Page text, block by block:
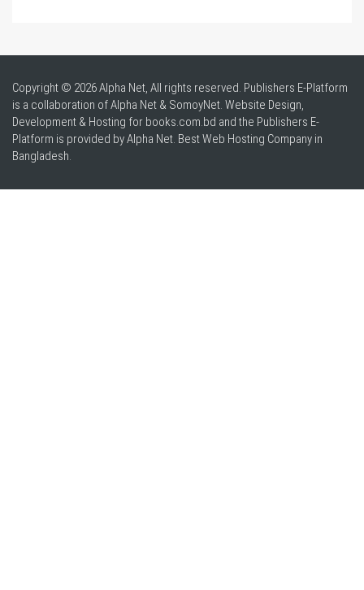
Copyright © 2026 Alpha Net, All rights reserved. Publishers E-Platform
is a collaboration of Alpha Net & SomoyNet. Website Design,
Development & Hosting for books.com.bd and the Publishers E-
Platform is provided by Alpha Net. BestWeb Hosting Company in
Bangladesh.